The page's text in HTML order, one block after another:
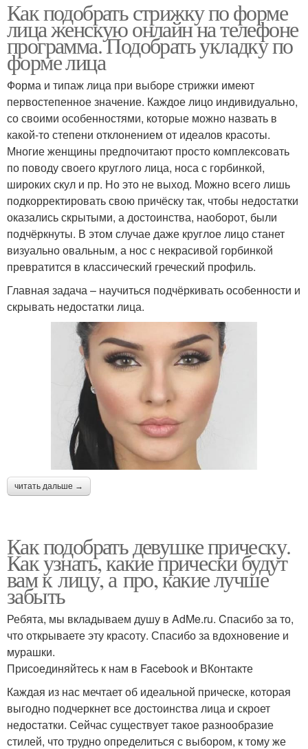
Как подобрать стрижку по форме
лица женскую онлайн на телефоне
программа. Подобрать укладку по
форме лица
Форма и типаж лица при выборе стрижки имеют
первостепенное значение. Каждое лицо индивидуально,
со своими особенностями, которые можно назвать в
какой-то степени отклонением от идеалов красоты.
Многие женщины предпочитают просто комплексовать
по поводу своего круглого лица, носа с горбинкой,
широких скул и пр. Но это не выход. Можно всего лишь
подкорректировать свою причёску так, чтобы недостатки
оказались скрытыми, а достоинства, наоборот, были
подчёркнуты. В этом случае даже круглое лицо станет
визуально овальным, а нос с некрасивой горбинкой
превратится в классический греческий профиль.
Главная задача – научиться подчёркивать особенности и
скрывать недостатки лица.
читать дальше →
Как подобрать девушке прическу.
Как узнать, какие прически будут
вам к лицу, а про, какие лучше
забыть
Ребята, мы вкладываем душу в AdMe.ru. Cпасибо за то,
что открываете эту красоту. Спасибо за вдохновение и
мурашки.
Присоединяйтесь к нам в Facebook и ВКонтакте
Каждая из нас мечтает об идеальной прическе, которая
выгодно подчеркнет все достоинства лица и скроет
недостатки. Сейчас существует такое разнообразие
стилей, что трудно определиться с выбором, к тому же